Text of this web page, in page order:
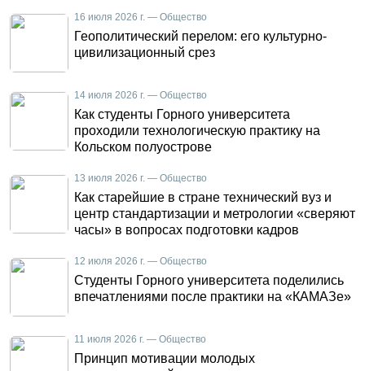
16 июля 2026 г. — Общество
Геополитический перелом: его культурно-
цивилизационный срез
14 июля 2026 г. — Общество
Как студенты Горного университета
проходили технологическую практику на
Кольском полуострове
13 июля 2026 г. — Общество
Как старейшие в стране технический вуз и
центр стандартизации и метрологии «сверяют
часы» в вопросах подготовки кадров
12 июля 2026 г. — Общество
Студенты Горного университета поделились
впечатлениями после практики на «КАМАЗе»
11 июля 2026 г. — Общество
Принцип мотивации молодых